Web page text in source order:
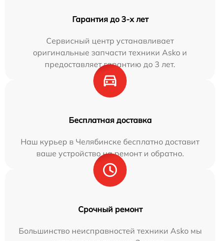
Гарантия до 3-х лет
Сервисный центр устанавливает
оригинальные запчасти техники Asko и
предоставляет гарантию до 3 лет.
Бесплатная доставка
Наш курьер в Челябинске бесплатно доставит
ваше устройство на ремонт и обратно.
Срочный ремонт
Большинство неисправностей техники Asko мы